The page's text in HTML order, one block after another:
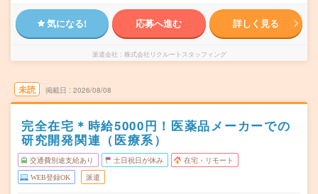
気になる! 応募へ進む 詳しく見る
派遣会社 株式会社リクルートスタッフィング
未読 掲載日 2026/08/08
完全在宅＊時給5000円！医薬品メーカーでの
研究開発関連（医療系）
交通費別途支給あり 土日祝日が休み 在宅・リモート
WEB登録OK 派遣